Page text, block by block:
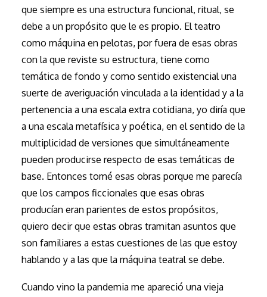
que siempre es una estructura funcional, ritual, se
debe a un propósito que le es propio. El teatro
como máquina en pelotas, por fuera de esas obras
con la que reviste su estructura, tiene como
temática de fondo y como sentido existencial una
suerte de averiguación vinculada a la identidad y a la
pertenencia a una escala extra cotidiana, yo diría que
a una escala metafísica y poética, en el sentido de la
multiplicidad de versiones que simultáneamente
pueden producirse respecto de esas temáticas de
base. Entonces tomé esas obras porque me parecía
que los campos ficcionales que esas obras
producían eran parientes de estos propósitos,
quiero decir que estas obras tramitan asuntos que
son familiares a estas cuestiones de las que estoy
hablando y a las que la máquina teatral se debe.
Cuando vino la pandemia me apareció una vieja